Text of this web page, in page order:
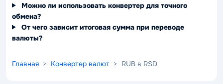
Можно ли использовать конвертер для точного
обмена?
От чего зависит итоговая сумма при переводе
валюты?
Главная > Конвертер валют > RUB в RSD